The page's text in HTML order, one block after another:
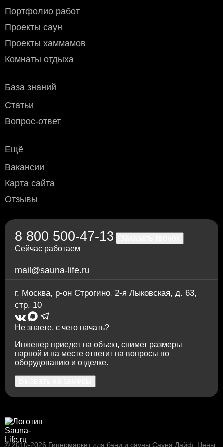
Сервис и другие компании которые вам удобны.
Стоимость доставки
- мелкогабаритного груза (до 50х40х70 см) - 800 рублей
- крупногабаритного - 1200 рублей
Наличный расчёт
Безналичный расчёт
Дебетовой или кредитной пластиковой картой
предварительной заявке.
Портфолио работ
Проекты саун
Проекты хаммамов
Комнаты отдыха
База знаний
Статьи
Вопрос-ответ
Ещё
Вакансии
Карта сайта
Отзывы
8 800 500-47-13
Сейчас работаем
mail@sauna-life.ru
г. Москва, р-он Строгино, 2-я Лыковская, д. 63,
стр. 10
Не знаете, с чего начать?
Инженер приедет на объект, снимет размеры
парной и на месте ответит на вопросы по
оборудованию и отделке.
© 2010-2026 Гипермаркет для бани и сауны Сауна Лайф. Цены